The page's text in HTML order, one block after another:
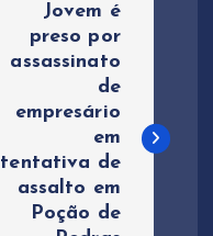
Jovem é
preso por
assassinato
de
empresário
em
tentativa de
assalto em
Poção de